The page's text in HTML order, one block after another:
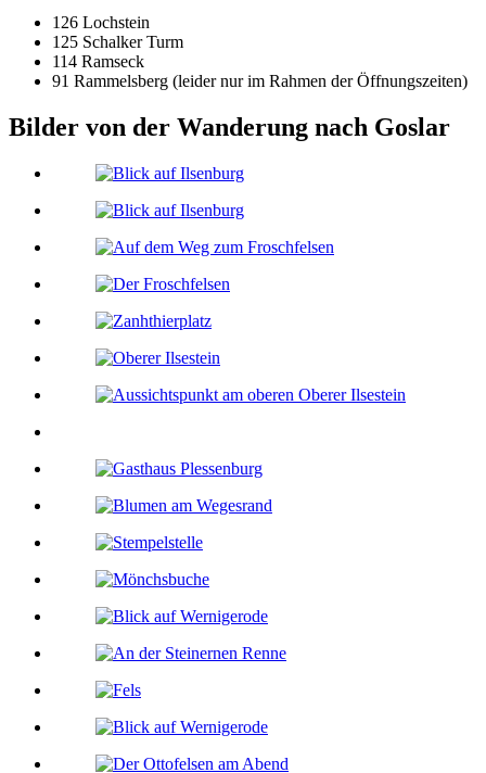
126 Lochstein
125 Schalker Turm
114 Ramseck
91 Rammelsberg (leider nur im Rahmen der Öffnungszeiten)
Bilder von der Wanderung nach Goslar